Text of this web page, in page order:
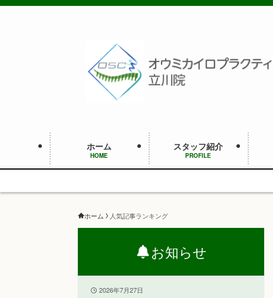
ホーム
HOME
スタッフ紹介
PROFILE
ホーム 人気記事ランキング
お知らせ
2026年7月27日